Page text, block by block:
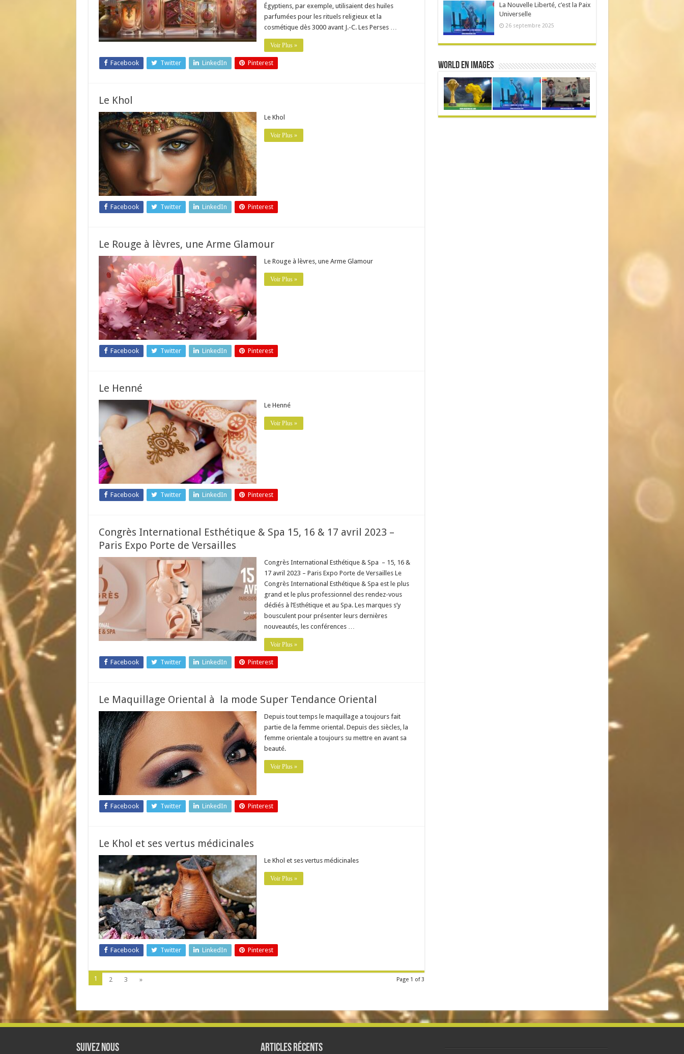
Égyptiens, par exemple, utilisaient des huiles
parfumées pour les rituels religieux et la
cosmétique dès 3000 avant J.-C. Les Perses …
Voir Plus »
Facebook Twitter LinkedIn Pinterest
Le Khol
Le Khol
Voir Plus »
Facebook Twitter LinkedIn Pinterest
Le Rouge à lèvres, une Arme Glamour
Le Rouge à lèvres, une Arme Glamour
Voir Plus »
Facebook Twitter LinkedIn Pinterest
Le Henné
Le Henné
Voir Plus »
Facebook Twitter LinkedIn Pinterest
Congrès International Esthétique & Spa 15, 16 & 17 avril 2023 –
Paris Expo Porte de Versailles
Congrès International Esthétique & Spa – 15, 16 &
17 avril 2023 – Paris Expo Porte de Versailles Le
Congrès International Esthétique & Spa est le plus
grand et le plus professionnel des rendez-vous
dédiés à l’Esthétique et au Spa. Les marques s’y
bousculent pour présenter leurs dernières
nouveautés, les conférences …
Voir Plus »
Facebook Twitter LinkedIn Pinterest
Le Maquillage Oriental à la mode Super Tendance Oriental
Depuis tout temps le maquillage a toujours fait
partie de la femme oriental. Depuis des siècles, la
femme orientale a toujours su mettre en avant sa
beauté.
Voir Plus »
Facebook Twitter LinkedIn Pinterest
Le Khol et ses vertus médicinales
Le Khol et ses vertus médicinales
Voir Plus »
Facebook Twitter LinkedIn Pinterest
Page 1 of 3
1 2 3 »
La Nouvelle Liberté, c’est la Paix
Universelle
26 septembre 2025
World en Images
Suivez nous Articles récents